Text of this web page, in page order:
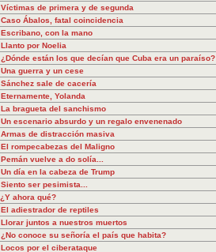
Víctimas de primera y de segunda
Caso Ábalos, fatal coincidencia
Escribano, con la mano
Llanto por Noelia
¿Dónde están los que decían que Cuba era un paraíso?
Una guerra y un cese
Sánchez sale de cacería
Eternamente, Yolanda
La bragueta del sanchismo
Un escenario absurdo y un regalo envenenado
Armas de distracción masiva
El rompecabezas del Maligno
Pemán vuelve a do solía...
Un día en la cabeza de Trump
Siento ser pesimista...
¿Y ahora qué?
El adiestrador de reptiles
Llorar juntos a nuestros muertos
¿No conoce su señoría el país que habita?
Locos por el ciberataque